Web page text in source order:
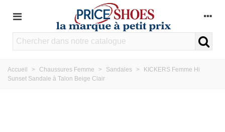
Accueil > Chaussures Femme > Sandales >
KICKERS Femme Hi
Sunset Sandale à Talon Beige Clair